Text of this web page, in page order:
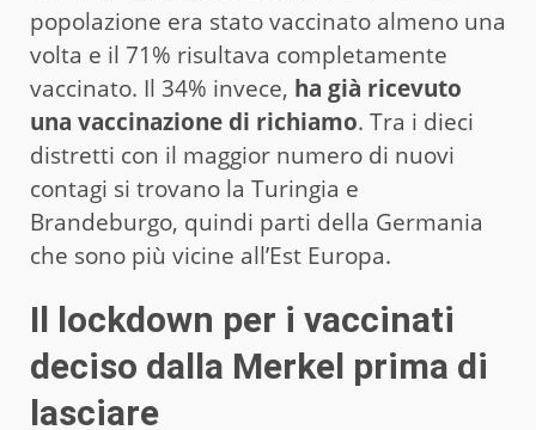
popolazione era stato vaccinato almeno una
volta e il 71% risultava completamente
vaccinato. Il 34% invece, ha già ricevuto
una vaccinazione di richiamo. Tra i dieci
distretti con il maggior numero di nuovi
contagi si trovano la Turingia e
Brandeburgo, quindi parti della Germania
che sono più vicine all’Est Europa.
Il lockdown per i vaccinati
deciso dalla Merkel prima di
lasciare